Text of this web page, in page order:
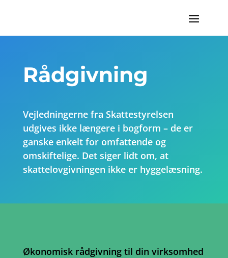
Rådgivning
Vejledningerne fra Skattestyrelsen
udgives ikke længere i bogform – de er
ganske enkelt for omfattende og
omskiftelige. Det siger lidt om, at
skattelovgivningen ikke er hyggelæsning.
Økonomisk rådgivning til din virksomhed